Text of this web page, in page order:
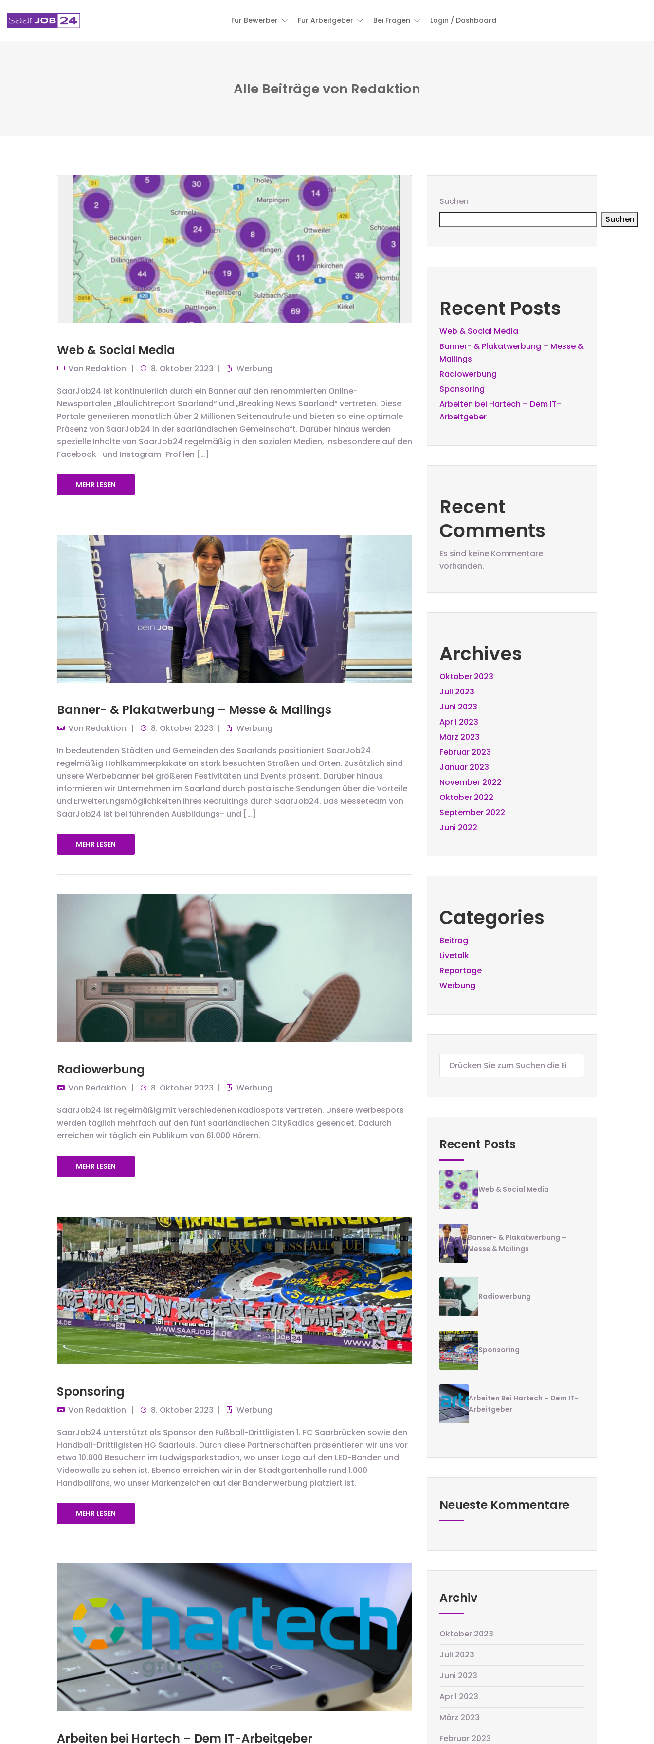
Für Bewerber Für Arbeitgeber Bei Fragen Login / Dashboard
Alle Beiträge von Redaktion
Web & Social Media
Von Redaktion 8. Oktober 2023
Werbung
SaarJob24 ist kontinuierlich durch ein Banner auf den renommierten Online-
Newsportalen „Blaulichtreport Saarland“ und „Breaking News Saarland“ vertreten. Diese
Portale generieren monatlich über 2 Millionen Seitenaufrufe und bieten so eine optimale
Präsenz von SaarJob24 in der saarländischen Gemeinschaft. Darüber hinaus werden
spezielle Inhalte von SaarJob24 regelmäßig in den sozialen Medien, insbesondere auf den
Facebook- und Instagram-Profilen […]
MEHR LESEN
Banner- & Plakatwerbung – Messe & Mailings
Von Redaktion 8. Oktober 2023
Werbung
In bedeutenden Städten und Gemeinden des Saarlands positioniert SaarJob24
regelmäßig Hohlkammerplakate an stark besuchten Straßen und Orten. Zusätzlich sind
unsere Werbebanner bei größeren Festivitäten und Events präsent. Darüber hinaus
informieren wir Unternehmen im Saarland durch postalische Sendungen über die Vorteile
und Erweiterungsmöglichkeiten ihres Recruitings durch SaarJob24. Das Messeteam von
SaarJob24 ist bei führenden Ausbildungs- und […]
MEHR LESEN
Radiowerbung
Von Redaktion 8. Oktober 2023
Werbung
SaarJob24 ist regelmäßig mit verschiedenen Radiospots vertreten. Unsere Werbespots
werden täglich mehrfach auf den fünf saarländischen CityRadios gesendet. Dadurch
erreichen wir täglich ein Publikum von 61.000 Hörern.
MEHR LESEN
Sponsoring
Von Redaktion 8. Oktober 2023
Werbung
SaarJob24 unterstützt als Sponsor den Fußball-Drittligisten 1. FC Saarbrücken sowie den
Handball-Drittligisten HG Saarlouis. Durch diese Partnerschaften präsentieren wir uns vor
etwa 10.000 Besuchern im Ludwigsparkstadion, wo unser Logo auf den LED-Banden und
Videowalls zu sehen ist. Ebenso erreichen wir in der Stadtgartenhalle rund 1.000
Handballfans, wo unser Markenzeichen auf der Bandenwerbung platziert ist.
MEHR LESEN
Arbeiten bei Hartech – Dem IT-Arbeitgeber
Suchen
Suchen
Recent Posts
Web & Social Media
Banner- & Plakatwerbung – Messe &
Mailings
Radiowerbung
Sponsoring
Arbeiten bei Hartech – Dem IT-
Arbeitgeber
Recent
Comments
Es sind keine Kommentare
vorhanden.
Archives
Oktober 2023
Juli 2023
Juni 2023
April 2023
März 2023
Februar 2023
Januar 2023
November 2022
Oktober 2022
September 2022
Juni 2022
Categories
Beitrag
Livetalk
Reportage
Werbung
Recent Posts
Web & Social Media
Banner- & Plakatwerbung –
Messe & Mailings
Radiowerbung
Sponsoring
Arbeiten Bei Hartech – Dem IT-
Arbeitgeber
Neueste Kommentare
Archiv
Oktober 2023
Juli 2023
Juni 2023
April 2023
März 2023
Februar 2023